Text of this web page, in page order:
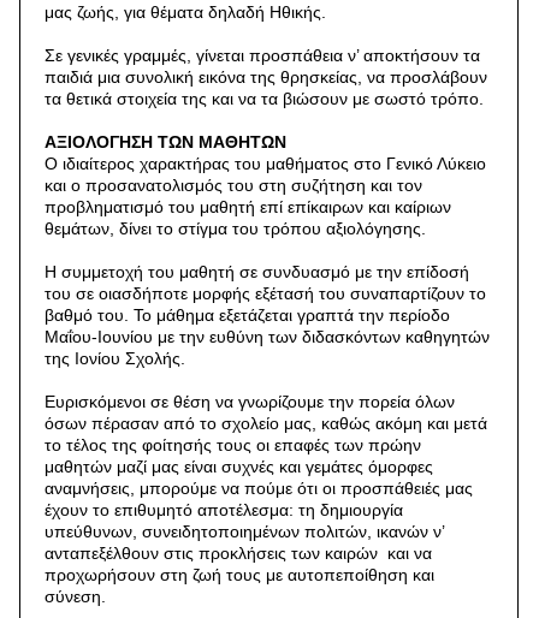
μας ζωής, για θέματα δηλαδή Ηθικής.
Σε γενικές γραμμές, γίνεται προσπάθεια ν’ αποκτήσουν τα
παιδιά μια συνολική εικόνα της θρησκείας, να προσλάβουν
τα θετικά στοιχεία της και να τα βιώσουν με σωστό τρόπο.
ΑΞΙΟΛΟΓΗΣΗ ΤΩΝ ΜΑΘΗΤΩΝ
Ο ιδιαίτερος χαρακτήρας του μαθήματος στο Γενικό Λύκειο
και ο προσανατολισμός του στη συζήτηση και τον
προβληματισμό του μαθητή επί επίκαιρων και καίριων
θεμάτων, δίνει το στίγμα του τρόπου αξιολόγησης.
Η συμμετοχή του μαθητή σε συνδυασμό με την επίδοσή
του σε οιασδήποτε μορφής εξέτασή του συναπαρτίζουν το
βαθμό του. Το μάθημα εξετάζεται γραπτά την περίοδο
Μαΐου-Ιουνίου με την ευθύνη των διδασκόντων καθηγητών
της Ιονίου Σχολής.
Ευρισκόμενοι σε θέση να γνωρίζουμε την πορεία όλων
όσων πέρασαν από το σχολείο μας, καθώς ακόμη και μετά
το τέλος της φοίτησής τους οι επαφές των πρώην
μαθητών μαζί μας είναι συχνές και γεμάτες όμορφες
αναμνήσεις, μπορούμε να πούμε ότι οι προσπάθειές μας
έχουν το επιθυμητό αποτέλεσμα: τη δημιουργία
υπεύθυνων, συνειδητοποιημένων πολιτών, ικανών ν’
ανταπεξέλθουν στις προκλήσεις των καιρών και να
προχωρήσουν στη ζωή τους με αυτοπεποίθηση και
σύνεση.